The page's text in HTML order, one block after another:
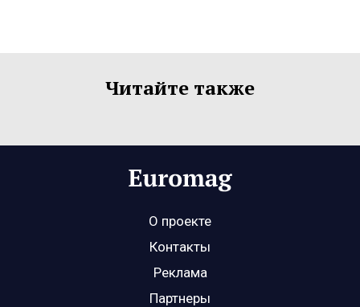
Читайте также
О проекте
Контакты
Реклама
Партнеры